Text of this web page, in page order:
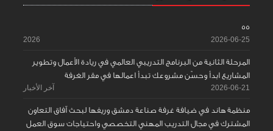
55
2026-06-25
2026
المرحلة الثانية من البرنامج التدريبي العالمي في ريادة الأعمال وتطوير
المشاريع ابدأ وحسّن مشروعك تبدأ اعمالها في مقر الغرفة
2026-06-21 آخر الأخبار
منظمة هاند في ضيافة غرفة صناعة دمشق وريفها لبحث آفاق التعاون
المشترك في مجال التدريب المهني التخصصي واحتياجات سوق العمل